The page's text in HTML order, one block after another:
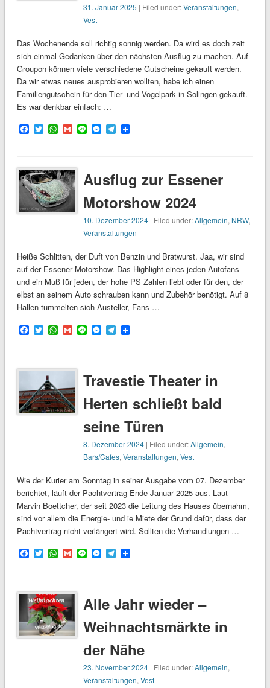
31. Januar 2025 | Filed under:Veranstaltungen,
Vest
Das Wochenende soll richtig sonnig werden. Da wird es doch zeit
sich einmal Gedanken über den nächsten Ausflug zu machen. Auf
Groupon können viele verschiedene Gutscheine gekauft werden.
Da wir etwas neues ausprobieren wollten, habe ich einen
Familiengutschein für den Tier- und Vogelpark in Solingen gekauft.
Es war denkbar einfach: …
Facebook
TwitterWhatsApp
Gmail
LineMessenger
Telegram
Ausflug zur Essener
Motorshow 2024
10. Dezember 2024 | Filed under:Allgemein, NRW,
Veranstaltungen
Heiße Schlitten, der Duft von Benzin und Bratwurst. Jaa, wir sind
auf der Essener Motorshow. Das Highlight eines jeden Autofans
und ein Muß für jeden, der hohe PS Zahlen liebt oder für den, der
elbst an seinem Auto schrauben kann und Zubehör benötigt. Auf 8
Hallen tummelten sich Austeller, Fans …
Facebook
TwitterWhatsApp
Gmail
LineMessenger
Telegram
Travestie Theater in
Herten schließt bald
seine Türen
8. Dezember 2024 | Filed under:Allgemein,
Bars/Cafes,Veranstaltungen,Vest
Wie der Kurier am Sonntag in seiner Ausgabe vom 07. Dezember
berichtet, läuft der Pachtvertrag Ende Januar 2025 aus. Laut
Marvin Boettcher, der seit 2023 die Leitung des Hauses übernahm,
sind vor allem die Energie- und ie Miete der Grund dafür, dass der
Pachtvertrag nicht verlängert wird. Sollten die Verhandlungen …
Facebook
TwitterWhatsApp
Gmail
LineMessenger
Telegram
Alle Jahr wieder –
Weihnachtsmärkte in
der Nähe
23. November 2024 | Filed under:Allgemein,
Veranstaltungen,Vest